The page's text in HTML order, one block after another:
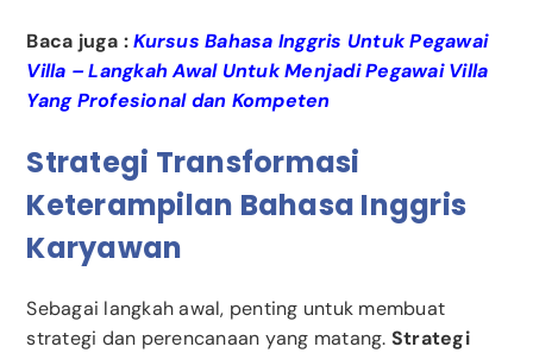
Baca juga : Kursus Bahasa Inggris Untuk Pegawai
Villa – Langkah Awal Untuk Menjadi Pegawai Villa
Yang Profesional dan Kompeten
Strategi Transformasi
Keterampilan Bahasa Inggris
Karyawan
Sebagai langkah awal, penting untuk membuat
strategi dan perencanaan yang matang. Strategi